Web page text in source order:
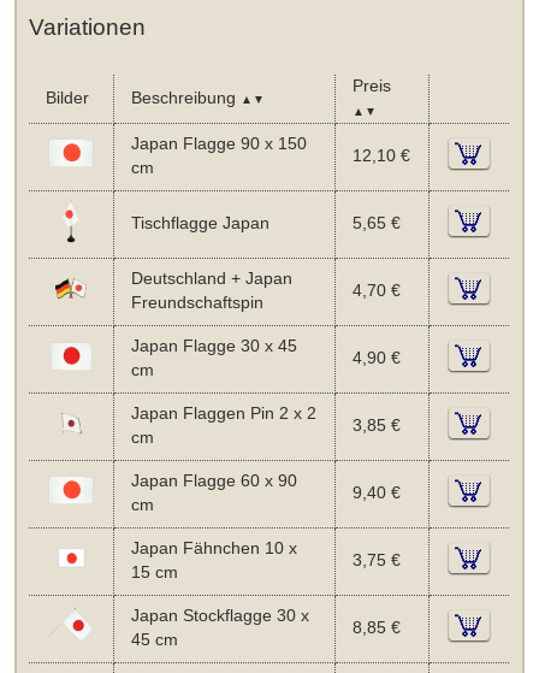
Variationen
Bilder Beschreibung ▲▼
Preis
▲▼
Japan Flagge 90 x 150
cm
12,10 €
Tischflagge Japan 5,65 €
Deutschland + Japan
Freundschaftspin
4,70 €
Japan Flagge 30 x 45
cm
4,90 €
Japan Flaggen Pin 2 x 2
cm
3,85 €
Japan Flagge 60 x 90
cm
9,40 €
Japan Fähnchen 10 x
15 cm
3,75 €
Japan Stockflagge 30 x
45 cm
8,85 €